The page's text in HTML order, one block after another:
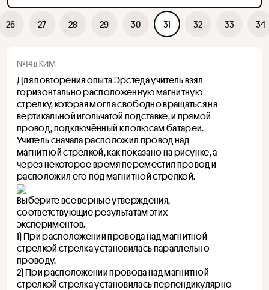
26 27 28 29 30 31 32 33 34
№14 в КИМ
Для повторения опыта Эрстеда учитель взял
горизонтально расположенную магнитную
стрелку, которая могла свободно вращаться на
вертикальной игольчатой подставке, и прямой
провод, подключённый к полюсам батареи.
Учитель сначала расположил провод над
магнитной стрелкой, как показано на рисунке, а
через некоторое время переместил провод и
расположил его под магнитной стрелкой.
Выберите все верные утверждения,
соответствующие результатам этих
экспериментов.
1) При расположении провода над магнитной
стрелкой стрелка установилась параллельно
проводу.
2) При расположении провода над магнитной
стрелкой стрелка установилась перпендикулярно